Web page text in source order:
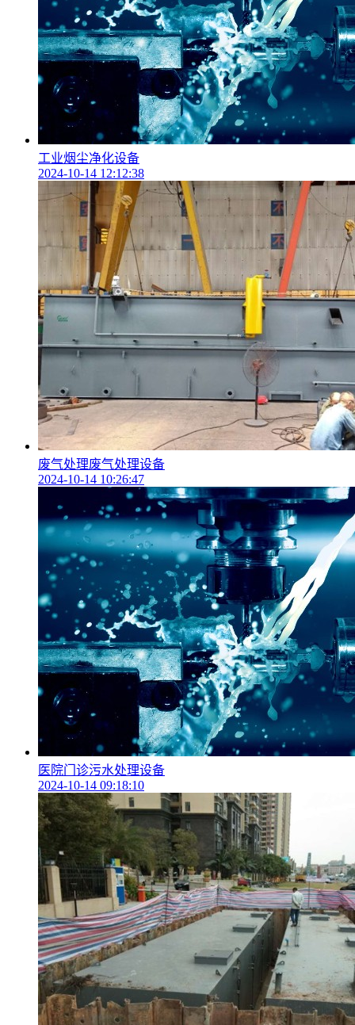
工业烟尘净化设备
2024-10-14 12:12:38
废气处理废气处理设备
2024-10-14 10:26:47
医院门诊污水处理设备
2024-10-14 09:18:10